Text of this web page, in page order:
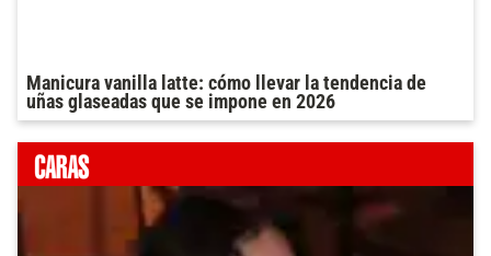
Manicura vanilla latte: cómo llevar la tendencia de
uñas glaseadas que se impone en 2026